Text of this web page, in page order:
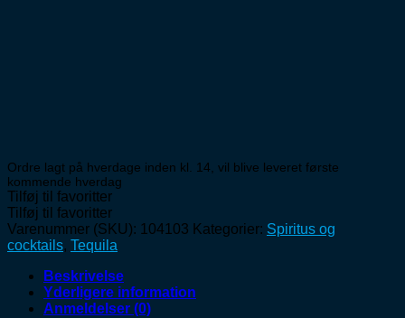
Ordre lagt på hverdage inden kl. 14, vil blive leveret første
kommende hverdag
Tilføj til favoritter
Tilføj til favoritter
Varenummer (SKU): 104103 Kategorier: Spiritus og
cocktails, Tequila
Beskrivelse
Yderligere information
Anmeldelser (0)